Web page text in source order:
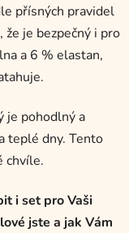
přísných pravidel
že je bezpečný i pro
a 6 % elastan,
je pohodlný a
teplé dny. Tento
chvíle.
i set pro Vaši
jste a jak Vám